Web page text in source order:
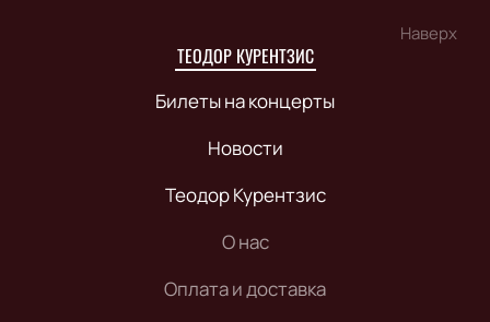
Наверх
ТЕОДОР КУРЕНТЗИС
Билеты на концерты
Новости
Теодор Курентзис
О нас
Оплата и доставка